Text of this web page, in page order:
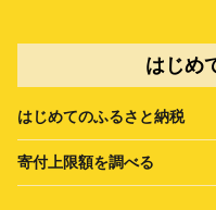
はじめ
はじめてのふるさと納税
寄付上限額を調べる